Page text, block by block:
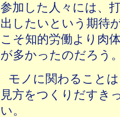
参加した人々には、
出したいという期待
こそ知的労働より肉
が多かったのだろう
モノに関わること
見方をつくりだすき
い。